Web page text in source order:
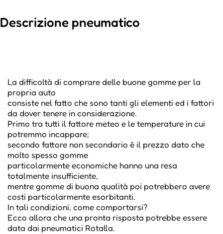
Descrizione pneumatico
La difficoltà di comprare delle buone gomme per la
propria auto
consiste nel fatto che sono tanti gli elementi ed i fattori
da dover tenere in considerazione.
Primo tra tutti il fattore meteo e le temperature in cui
potremmo incappare;
secondo fattore non secondario è il prezzo dato che
molto spesso gomme
particolarmente economiche hanno una resa
totalmente insufficiente,
mentre gomme di buona qualità poi potrebbero avere
costi particolarmente esorbitanti.
In tali condizioni, come comportarsi?
Ecco allora che una pronta risposta potrebbe essere
data dai pneumatici Rotalla.